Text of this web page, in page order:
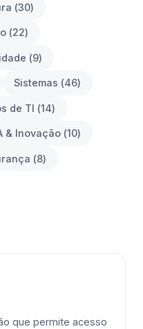
(30)
(22)
(9)
Sistemas (46)
de TI (14)
& Inovação (10)
(8)
que permite acesso